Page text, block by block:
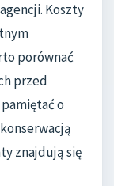
Koszty
porównać
przed
o
znajdują się